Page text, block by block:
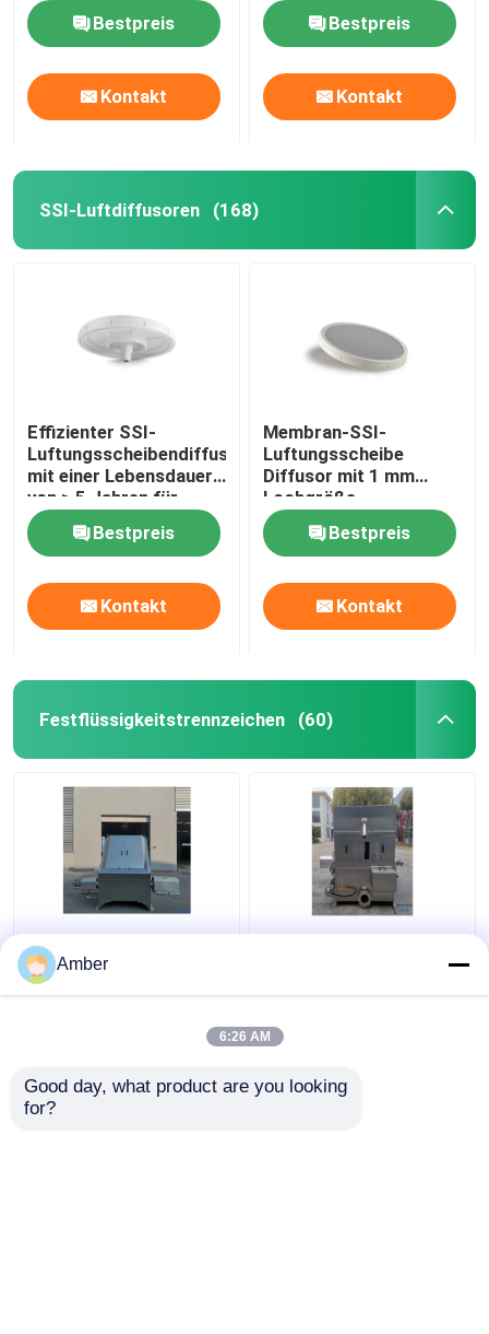
Schlamm-industriellen
Verarbeitung
Bestpreis
Kontakt
Bestpreis
Kontakt
SSI-Luftdiffusoren (168)
Effizienter SSI-
Luftungsscheibendiffusor
mit einer Lebensdauer
von ≥ 5 Jahren für
industrielle
Anwendungen
Bestpreis
Kontakt
Membran-SSI-
Luftungsscheibe
Diffusor mit 1 mm
Lochgröße
Bestpreis
Kontakt
Festflüssigkeitstrennzeichen (60)
Kundenspezifisches
Festflüssigkeits-
Trennzeichen für
Industrieller
Ausschnitt-Keil
Amber
6:26 AM
Good day, what product are you looking
for?